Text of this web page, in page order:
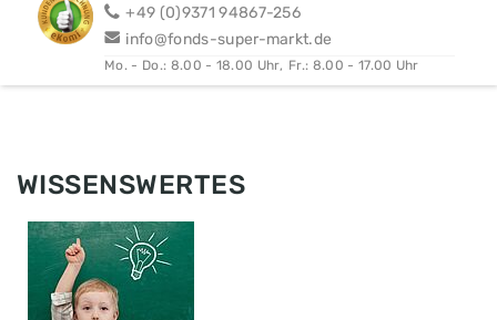
+49 (0)9371 94867-256
info@fonds-super-markt.de
Mo. - Do.: 8.00 - 18.00 Uhr, Fr.: 8.00 - 17.00 Uhr
WISSENSWERTES